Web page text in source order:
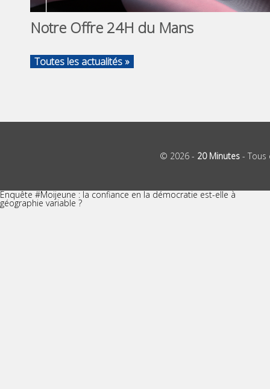
Notre Offre 24H du Mans
Toutes les actualités »
© 2026 - 20 Minutes -
Enquête #Moijeune : la confiance en la démocratie est-elle à
géographie variable ?